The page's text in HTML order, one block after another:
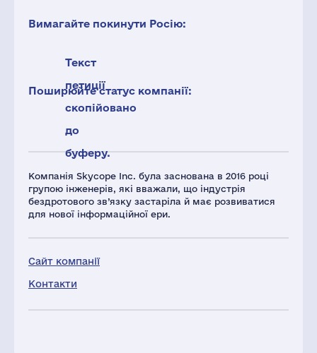
Компанія Skycope Inc. була заснована в 2016 році
групою інженерів, які вважали, що індустрія
бездротового зв’язку застаріла й має розвиватися
для нової інформаційної ери.
Сайт компанії
Контакти
Вимагайте покинути Росію:
Текст
петиції
скопійовано
до
буферу.
Поширюйте статус компанії: